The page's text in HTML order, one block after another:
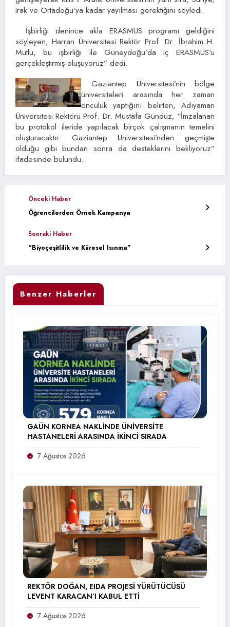
Irak ve Ortadoğu’ya kadar yayılması gerektiğini söyledi.
İşbirliği denince akla ERASMUS programı geldiğini
söyleyen, Harran Üniversitesi Rektör Prof. Dr. İbrahim H.
Mutlu, bu işbirliği ile Güneydoğu’da iç ERASMUS’u
gerçekleştirmiş oluşuyoruz” dedi.
Gaziantep Üniversitesi’nin bölge
üniversiteleri arasında her zaman
öncülük yaptığını belirten, Adıyaman
Üniversitesi Rektörü Prof. Dr. Mustafa Gündüz, “İmzalanan
bu protokol ileride yapılacak birçok çalışmanın temelini
oluşturacaktır. Gaziantep Üniversitesi’nden geçmişte
olduğu gibi bundan sonra da desteklerini bekliyoruz”
ifadesinde bulundu.
Önceki Haber
Öğrencilerden Örnek Kampanya
Sonraki Haber
“Biyoçeşitlilik ve Küresel Isınma”
Benzer Haberler
GAÜN KORNEA NAKLİNDE ÜNİVERSİTE
HASTANELERİ ARASINDA İKİNCİ SIRADA
7 Ağustos 2026
REKTÖR DOĞAN, EIDA PROJESİ YÜRÜTÜCÜSÜ
LEVENT KARACAN’I KABUL ETTİ
7 Ağustos 2026